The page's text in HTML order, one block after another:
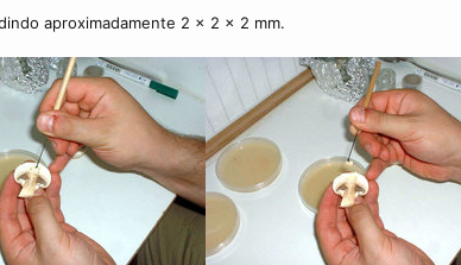
aproximadamente 2 x 2 x 2 mm.